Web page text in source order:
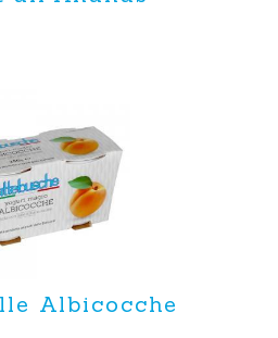
Albicocche